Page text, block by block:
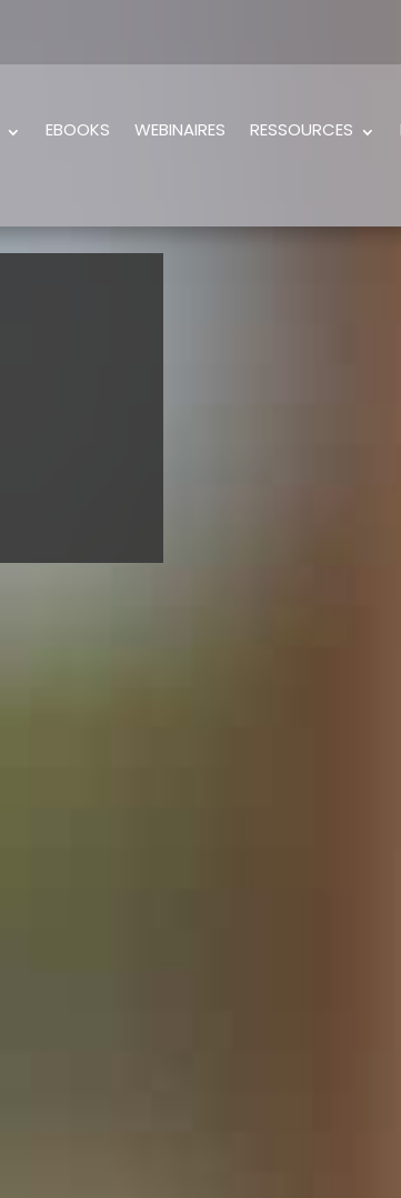
EBOOKS WEBINAIRES RESSOURCES